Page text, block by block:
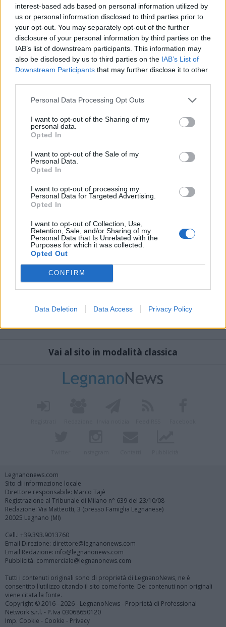
interest-based ads based on personal information utilized by
us or personal information disclosed to third parties prior to
your opt-out. You may separately opt-out of the further
disclosure of your personal information by third parties on the
IAB’s list of downstream participants. This information may
also be disclosed by us to third parties on the IAB’s List of
Downstream Participants that may further disclose it to other
Personal Data Processing Opt Outs
I want to opt-out of the Sharing of my
personal data.
Opted In
I want to opt-out of the Sale of my
Personal Data.
Opted In
I want to opt-out of processing my
Personal Data for Targeted Advertising.
Opted In
I want to opt-out of Collection, Use,
Retention, Sale, and/or Sharing of my
Personal Data that Is Unrelated with the
Purposes for which it was collected.
Opted Out
CONFIRM
Data Deletion Data Access Privacy Policy
Commenti
Accedioregistratiper commentare questo
articolo.
L'email è richiesta ma non verrà mostrata ai visitatori. Il contenuto di questo
commento esprime il pensiero dell'autore e non rappresenta la linea editoriale
di VareseNews.it, che rimane autonoma e indipendente. I messaggi inclusi nei
commenti non sono testi giornalistici, ma post inviati dai singoli lettori che
che includano uno o più link a siti esterni verranno rimossi in automatico dal
Vai al sito in modalità classica
Legnanonews.com
Sito di informazione locale
Direttore responsabile: Marco Tajè
Registrazione al Tribunale di Milano n° 639 del 23/10/08
Redazione: Via Matteotti, 3 (presso Famiglia Legnanese)
20025 Legnano (MI)
Cell.: +39.393.9013760
Email Direzione: direttore@legnanonews.com
Email Redazione: info@legnanonews.com
Pubblicità: commerciale@legnanonews.com
Tutti i contenuti originali sono di proprietà di LegnanoNews, ne è
consentito l'utilizzo citando il sito come fonte. Dei contenuti non originali
viene citata la fonte.
Copyright © 2016 - 2026 - LegnanoNews - Proprietà di Professional
Network s.r.l. - P.Iva 03068650120
Imp. Cookie - Cookie - Privacy